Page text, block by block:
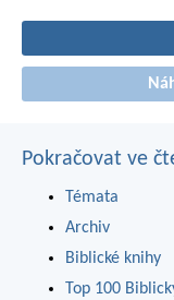
Pokračovat ve
Témata
Archiv
Biblické knihy
Top 100